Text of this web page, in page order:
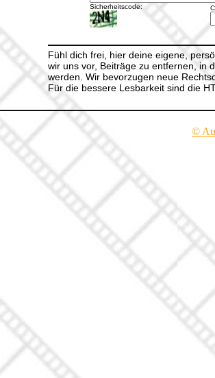
Sicherheitscode:
Fühl dich frei, hier deine eigene,
wir uns vor, Beiträge zu entfernen, in
werden. Wir bevorzugen neue
Für die bessere Lesbarkeit sind die
©